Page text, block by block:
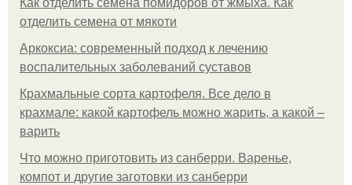
Как отделить семена помидоров от жмыха. Как
отделить семена от мякоти
Аркоксиа: современный подход к лечению
воспалительных заболеваний суставов
Крахмальные сорта картофеля. Все дело в
крахмале: какой картофель можно жарить, а какой –
варить
Что можно приготовить из санберри. Варенье,
компот и другие заготовки из санберри